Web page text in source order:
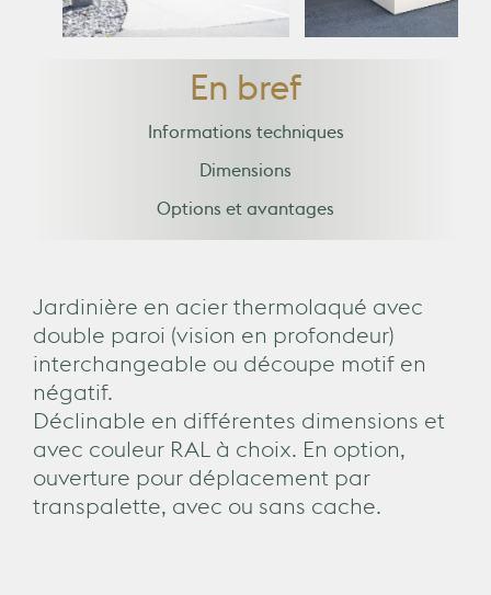
En bref
Informations techniques
Dimensions
Options et avantages
Jardinière en acier thermolaqué avec
double paroi (vision en profondeur)
interchangeable ou découpe motif en
négatif.
Déclinable en différentes dimensions et
avec couleur RAL à choix. En option,
ouverture pour déplacement par
transpalette, avec ou sans cache.